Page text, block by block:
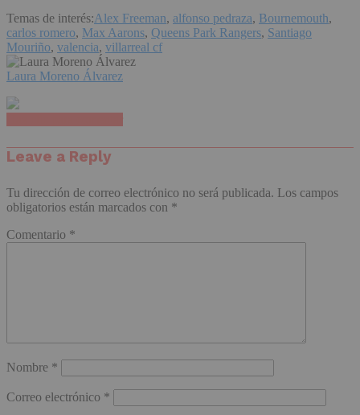
Temas de interés:Alex Freeman, alfonso pedraza, Bournemouth,
carlos romero, Max Aarons, Queens Park Rangers, Santiago
Mouriño, valencia, villarreal cf
Laura Moreno Álvarez
Leave a Reply
Tu dirección de correo electrónico no será publicada. Los campos
obligatorios están marcados con *
Comentario *
Nombre *
Correo electrónico *